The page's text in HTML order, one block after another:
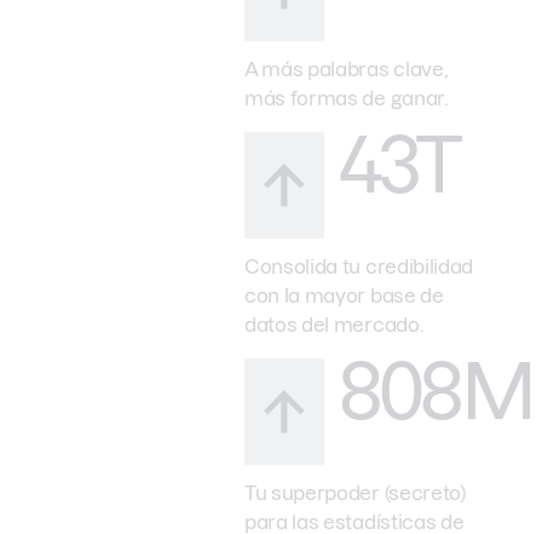
A más palabras clave,
más formas de ganar.
43T
Consolida tu credibilidad
con la mayor base de
datos del mercado.
808M
Tu superpoder (secreto)
para las estadísticas de